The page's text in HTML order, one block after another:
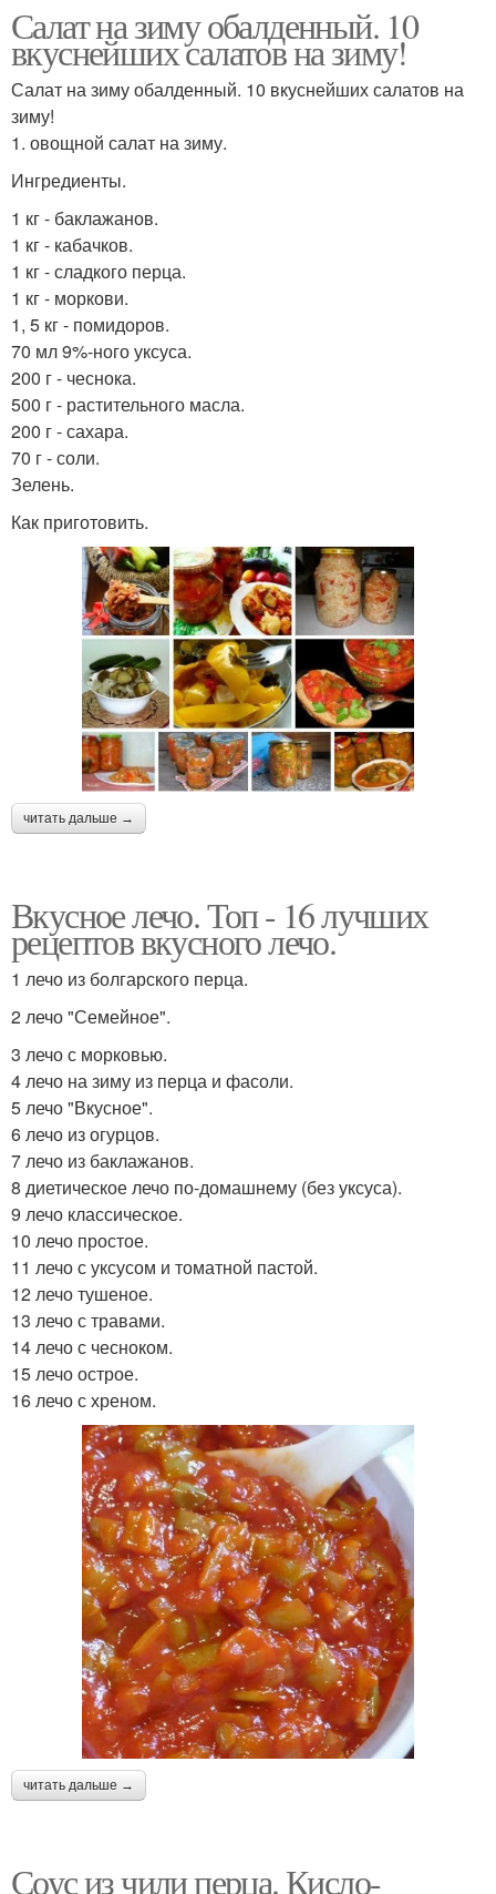
Салат на зиму обалденный. 10
вкуснейших салатов на зиму!
Салат на зиму обалденный. 10 вкуснейших салатов на
зиму!
1. овощной салат на зиму.
Ингредиенты.
1 кг - баклажанов.
1 кг - кабачков.
1 кг - сладкого перца.
1 кг - моркови.
1, 5 кг - помидоров.
70 мл 9%-ного уксуса.
200 г - чеснока.
500 г - растительного масла.
200 г - сахара.
70 г - соли.
Зелень.
Как приготовить.
читать дальше →
Вкусное лечо. Топ - 16 лучших
рецептов вкусного лечо.
1 лечо из болгарского перца.
2 лечо "Семейное".
3 лечо с морковью.
4 лечо на зиму из перца и фасоли.
5 лечо "Вкусное".
6 лечо из огурцов.
7 лечо из баклажанов.
8 диетическое лечо по-домашнему (без уксуса).
9 лечо классическое.
10 лечо простое.
11 лечо с уксусом и томатной пастой.
12 лечо тушеное.
13 лечо с травами.
14 лечо с чесноком.
15 лечо острое.
16 лечо с хреном.
читать дальше →
Соус из чили перца. Кисло-